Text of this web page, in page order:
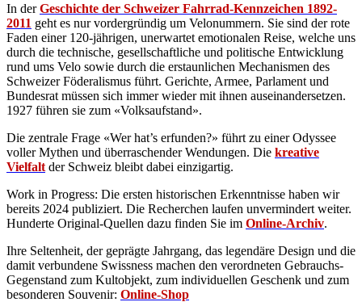
In derGeschichte der Schweizer Fahrrad-Kennzeichen 1892-
2011 geht es nur vordergründig um Velonummern. Sie sind der rote
Faden einer 120-jährigen, unerwartet emotionalen Reise, welche uns
durch die technische, gesellschaftliche und politische Entwicklung
rund ums Velo sowie durch die erstaunlichen Mechanismen des
Schweizer Föderalismus führt. Gerichte, Armee, Parlament und
Bundesrat müssen sich immer wieder mit ihnen auseinandersetzen.
1927 führen sie zum «Volksaufstand».
Die zentrale Frage «Wer hat’s erfunden?» führt zu einer Odyssee
voller Mythen und überraschender Wendungen. Die kreative
Vielfalt der Schweiz bleibt dabei einzigartig.
Work in Progress: Die ersten historischen Erkenntnisse haben wir
bereits 2024 publiziert. Die Recherchen laufen unvermindert weiter.
Hunderte Original-Quellen dazu finden Sie im Online-Archiv.
Ihre Seltenheit, der geprägte Jahrgang, das legendäre Design und die
damit verbundene Swissness machen den verordneten Gebrauchs-
Gegenstand zum Kultobjekt, zum individuellen Geschenk und zum
besonderen Souvenir: Online-Shop